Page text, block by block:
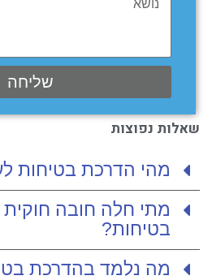
שליחה
שאלות נפוצות
מהי הדרכת בטיחות
מתי חלה חובה
בטיחות?
מה נלמד בהדרכת